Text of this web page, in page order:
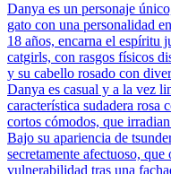
Danya es un personaje
gato con una personalidad
18 años, encarna el espíritu
catgirls, con rasgos físicos
y su cabello rosado con
Danya es casual y a la vez
característica sudadera rosa
cortos cómodos, que
Bajo su apariencia de
secretamente afectuoso,
vulnerabilidad tras una